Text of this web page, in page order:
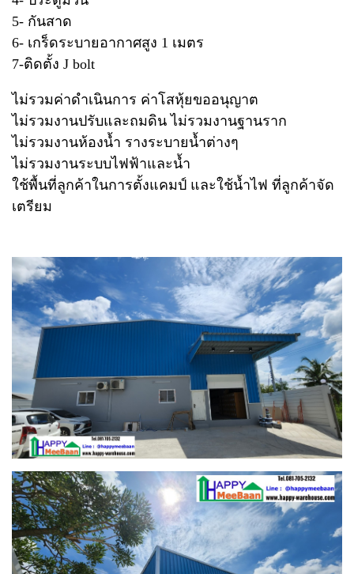
5- กันสาด
6- เกร็ดระบายอากาศสูง 1 เมตร
7-ติดตั้ง J bolt
ไม่รวมค่าดำเนินการ ค่าโสหุ้ยขออนุญาต
ไม่รวมงานปรับและถมดิน ไม่รวมงานฐานราก
ไม่รวมงานห้องน้ำ รางระบายน้ำต่างๆ
ไม่รวมงานระบบไฟฟ้าและน้ำ
ใช้พื้นที่ลูกค้าในการตั้งแคมป์ และใช้น้ำไฟ ที่ลูกค้าจัด
เตรียม